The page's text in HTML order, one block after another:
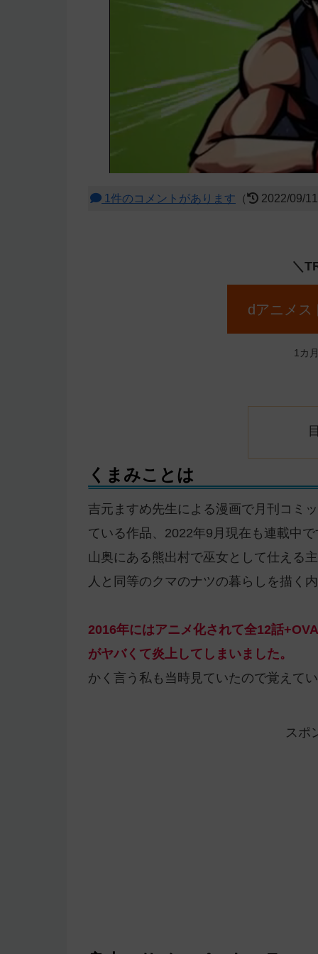
1件のコメントがあります （ 2022/09/
＼
dアニメス
1カ
くまみことは
吉元ますめ先生による漫画で月刊コミ
ている作品、2022年9月現在も連載中
山奥にある熊出村で巫女として仕える
人と同等のクマのナツの暮らしを描く
2016年にはアニメ化されて全12話
がヤバくて炎上してしまいました。
かく言う私も当時見ていたので覚えて
スポ